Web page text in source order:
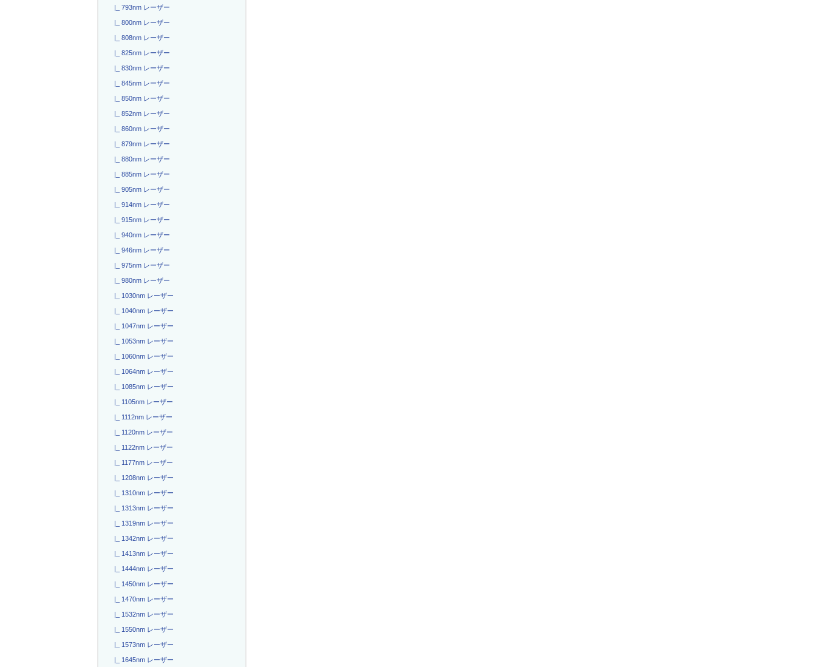
|_ 793nm レーザー
|_ 800nm レーザー
|_ 808nm レーザー
|_ 825nm レーザー
|_ 830nm レーザー
|_ 845nm レーザー
|_ 850nm レーザー
|_ 852nm レーザー
|_ 860nm レーザー
|_ 879nm レーザー
|_ 880nm レーザー
|_ 885nm レーザー
|_ 905nm レーザー
|_ 914nm レーザー
|_ 915nm レーザー
|_ 940nm レーザー
|_ 946nm レーザー
|_ 975nm レーザー
|_ 980nm レーザー
|_ 1030nm レーザー
|_ 1040nm レーザー
|_ 1047nm レーザー
|_ 1053nm レーザー
|_ 1060nm レーザー
|_ 1064nm レーザー
|_ 1085nm レーザー
|_ 1105nm レーザー
|_ 1112nm レーザー
|_ 1120nm レーザー
|_ 1122nm レーザー
|_ 1177nm レーザー
|_ 1208nm レーザー
|_ 1310nm レーザー
|_ 1313nm レーザー
|_ 1319nm レーザー
|_ 1342nm レーザー
|_ 1413nm レーザー
|_ 1444nm レーザー
|_ 1450nm レーザー
|_ 1470nm レーザー
|_ 1532nm レーザー
|_ 1550nm レーザー
|_ 1573nm レーザー
|_ 1645nm レーザー